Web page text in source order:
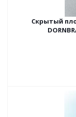
Скрытый